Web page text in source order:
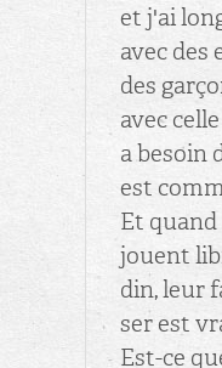
et j'ai
avec des
des
avec
a be­soin
est
Et
jouent
din, leur
ser est
Est-ce